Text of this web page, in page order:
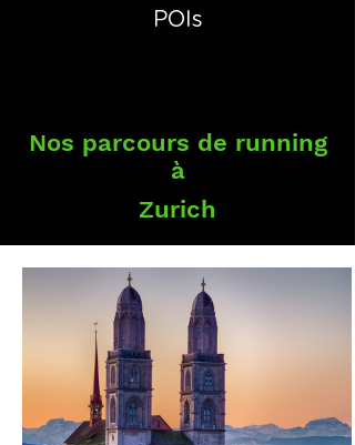
POIs
Nos parcours de running
à
Zurich